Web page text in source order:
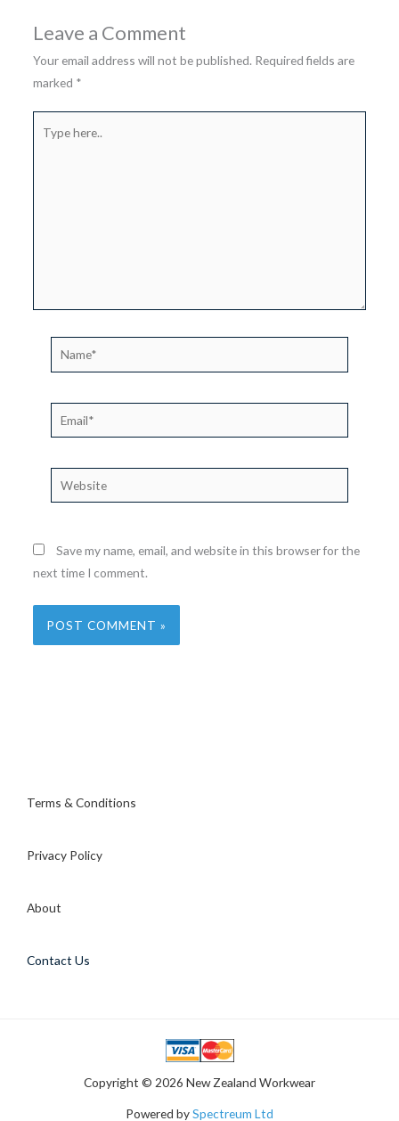
Leave a Comment
Your email address will not be published. Required fields are
marked *
here..
Name*
Email*
Website
Save my name, email, and website in this browser for the
next time I comment.
Terms & Conditions
Privacy Policy
About
Contact Us
Copyright © 2026 New Zealand Workwear
Powered bySpectreum Ltd